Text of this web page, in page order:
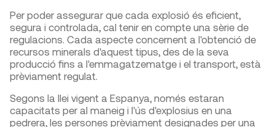
Per poder assegurar que cada explosió és eficient,
segura i controlada, cal tenir en compte una sèrie de
regulacions. Cada aspecte concernent a l'obtenció de
recursos minerals d'aquest tipus, des de la seva
producció fins a l'emmagatzematge i el transport, està
prèviament regulat.
Segons la llei vigent a Espanya, només estaran
capacitats per al maneig i l'ús d'explosius en una
pedrera, les persones prèviament designades per una